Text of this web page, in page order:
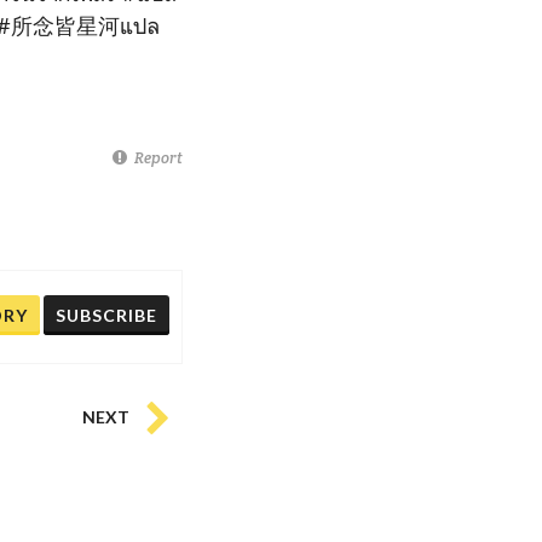
所念皆星河แปล
Report
SUBSCRIBE
NEXT